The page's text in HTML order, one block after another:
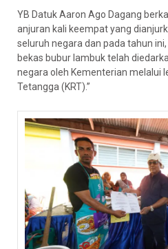
YB Datuk Aaron Ago Dagang
anjuran kali keempat yang
seluruh negara dan pada tahun
bekas bubur lambuk telah
negara oleh Kementerian melalui
Tetangga (KRT).”